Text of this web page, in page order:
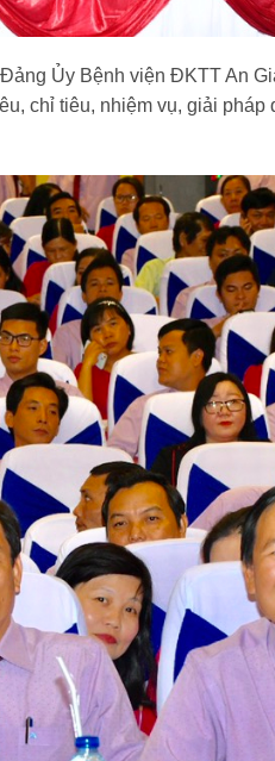
Ủy Bệnh viện ĐKTT An
chỉ tiêu, nhiệm vụ, giải